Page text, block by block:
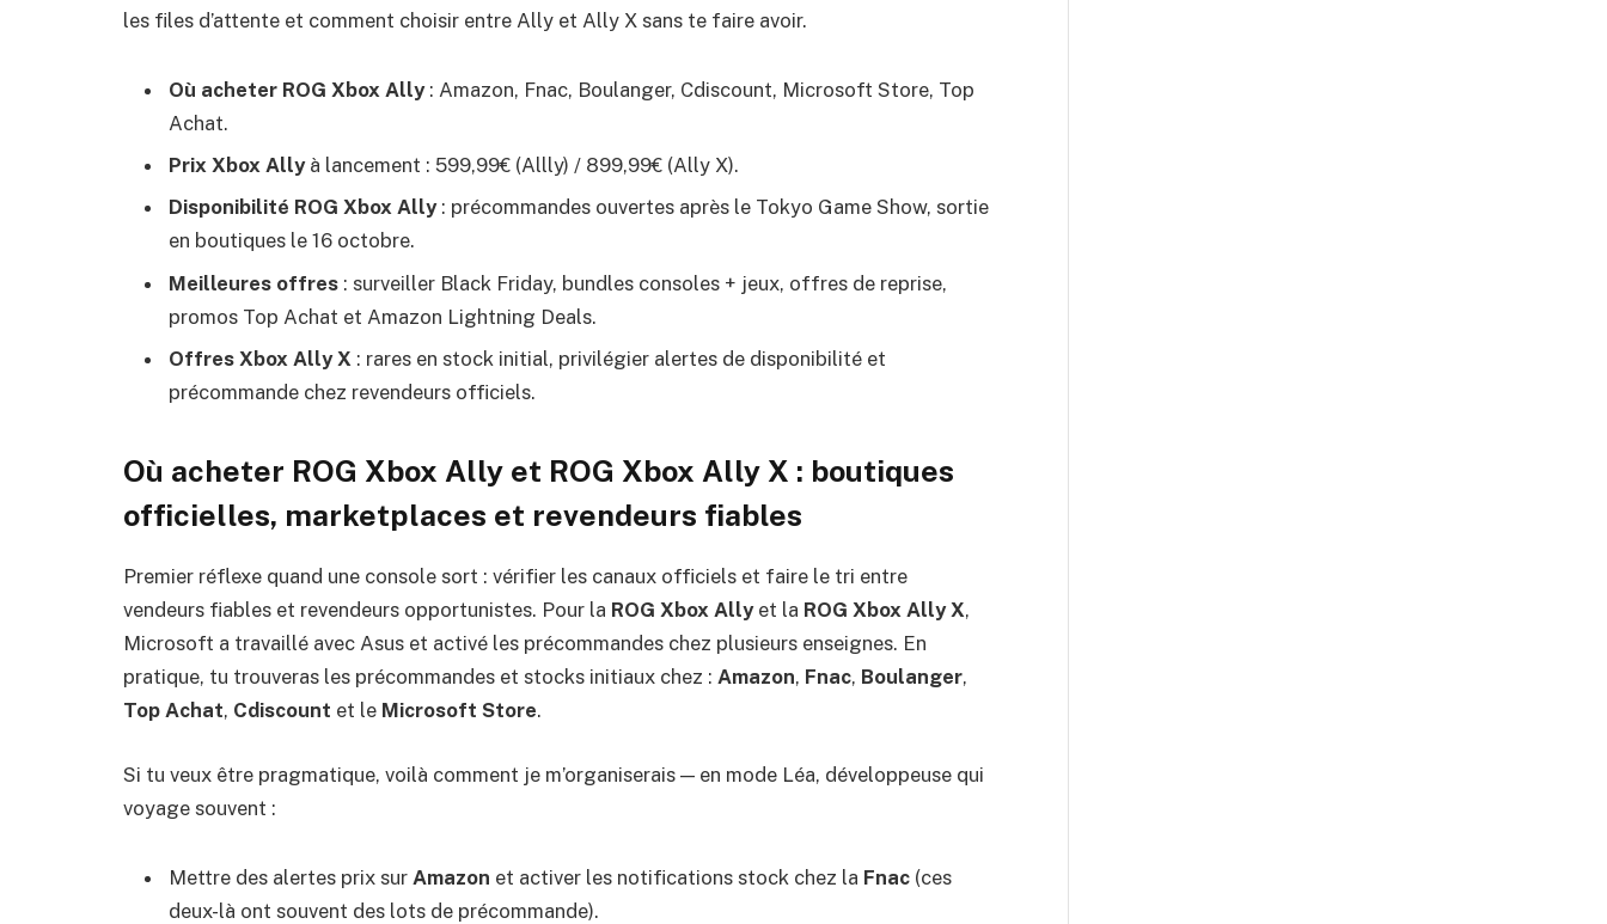
les files d’attente et comment choisir entre Ally et Ally X sans te faire avoir.
Où acheter ROG Xbox Ally: Amazon, Fnac, Boulanger, Cdiscount, Microsoft Store, Top
Achat.
Prix Xbox Allyà lancement : 599,99€ (Allly) / 899,99€ (Ally X).
Disponibilité ROG Xbox Ally: précommandes ouvertes après le Tokyo Game Show, sortie
en boutiques le 16 octobre.
Meilleures offres : surveiller Black Friday, bundles consoles + jeux, offres de reprise,
promos Top Achat et Amazon Lightning Deals.
Offres Xbox Ally X : rares en stock initial, privilégier alertes de disponibilité et
précommande chez revendeurs officiels.
Où acheter ROG Xbox Ally et ROG Xbox Ally X : boutiques
officielles, marketplaces et revendeurs fiables
Premier réflexe quand une console sort : vérifier les canaux officiels et faire le tri entre
vendeurs fiables et revendeurs opportunistes. Pour la ROG Xbox Allyet la ROG Xbox Ally X,
Microsoft a travaillé avec Asus et activé les précommandes chez plusieurs enseignes. En
pratique, tu trouveras les précommandes et stocks initiaux chez : Amazon, Fnac, Boulanger,
Top Achat, Cdiscount et le Microsoft Store.
Si tu veux être pragmatique, voilà comment je m’organiserais — en mode Léa, développeuse qui
voyage souvent :
Mettre des alertes prix sur Amazon et activer les notifications stock chez la Fnac (ces
deux-là ont souvent des lots de précommande).